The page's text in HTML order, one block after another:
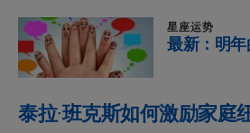
星座运势
最新：明
泰拉·班克斯如何激励家庭